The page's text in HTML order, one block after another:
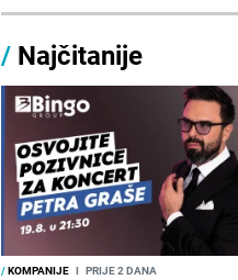
/ Najčitanije
/KOMPANIJE I PRIJE 2 DANA